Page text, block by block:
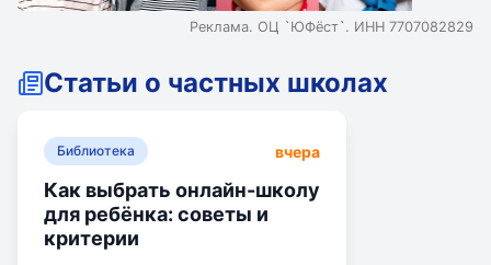
Реклама. ОЦ `ЮФёст`. ИНН 7707082829
Статьи о частных школах
Библиотека вчера
Как выбрать онлайн-школу
для ребёнка: советы и
критерии